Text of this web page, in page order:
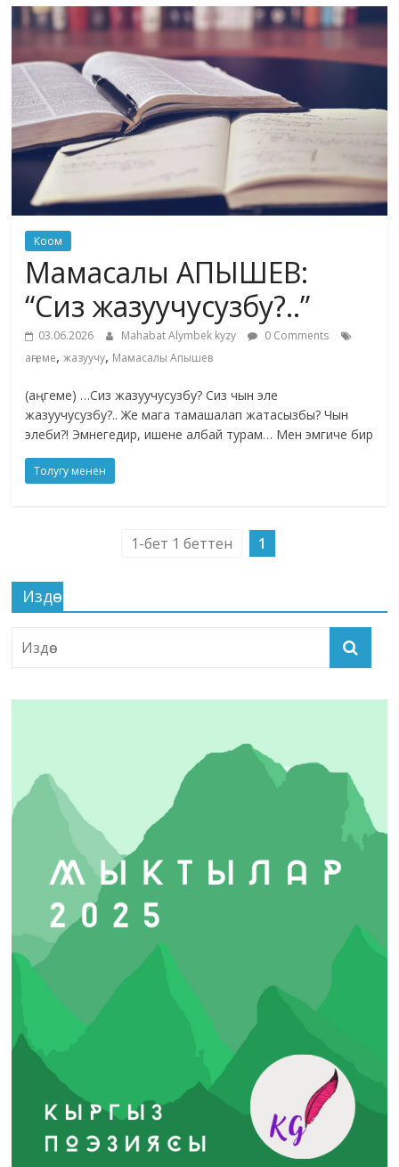
маданияты
жана
адабияты
Коом
Мамасалы АПЫШЕВ:
“Сиз жазуучусузбу?..”
03.06.2026 Mahabat Alymbek kyzy
0 Comments
аңгеме,жазуучу, Мамасалы Апышев
(аңгеме) …Сиз жазуучусузбу? Сиз чын эле
жазуучусузбу?.. Же мага тамашалап жатасызбы? Чын
элеби?! Эмнегедир, ишене албай турам… Мен эмгиче бир
Толугу менен
1-бет 1 беттен 1
Издөө